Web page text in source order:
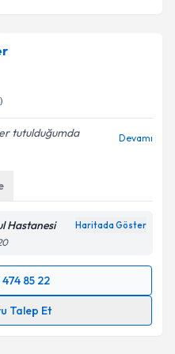
tutulduğumda
Devamı
Hastanesi Haritada Göster
85 22
Talep Et